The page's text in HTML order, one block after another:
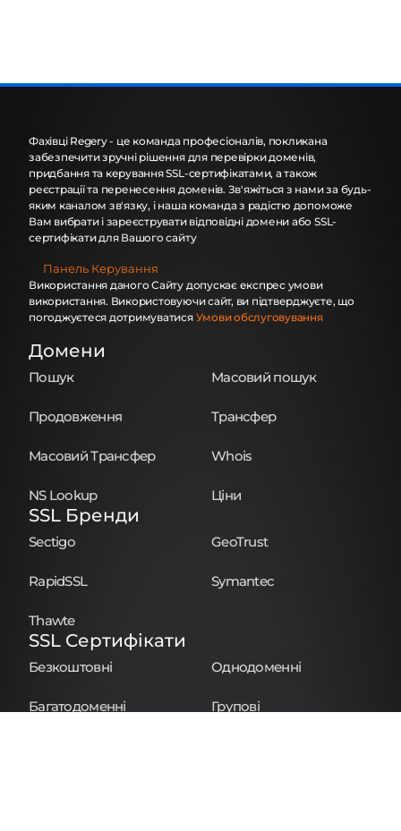
Фахівці Regery - це команда професіоналів, покликана
забезпечити зручні рішення для перевірки доменів,
придбання та керування SSL-сертифікатами, а також
реєстрації та перенесення доменів. Зв'яжіться з нами за будь-
яким каналом зв'язку, і наша команда з радістю допоможе
Вам вибрати і зареєструвати відповідні домени або SSL-
сертифікати для Вашого сайту
Панель Керування
Використання даного Сайту допускає експрес умови
використання. Використовуючи сайт, ви підтверджуєте, що
погоджуєтеся дотримуватися Умови обслуговування
Домени
Пошук Масовий пошук
Продовження Трансфер
Масовий Трансфер Whois
NS Lookup Ціни
SSL Бренди
Sectigo GeoTrust
RapidSSL Symantec
Thawte
SSL Сертифікати
Безкоштовні Однодоменні
Багатодоменні Групові